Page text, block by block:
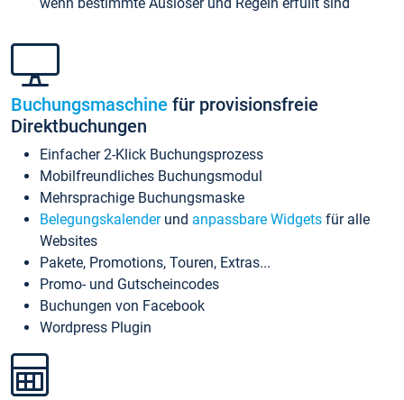
Buchungsmaschine für provisionsfreie
Direktbuchungen
Einfacher 2-Klick Buchungsprozess
Mobilfreundliches Buchungsmodul
Mehrsprachige Buchungsmaske
Belegungskalenderund anpassbare Widgets für alle
Websites
Pakete, Promotions, Touren, Extras...
Promo- und Gutscheincodes
Buchungen von Facebook
Wordpress Plugin